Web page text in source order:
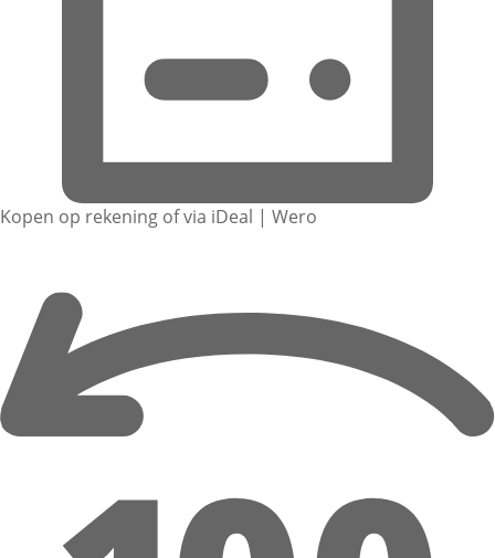
Kopen op rekening of via iDeal | Wero